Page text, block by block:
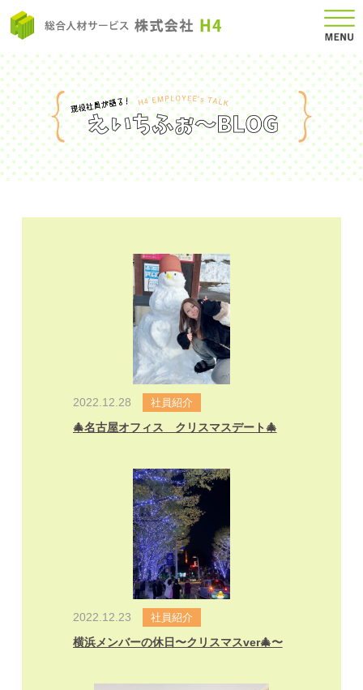
2022.12.28 社員紹介
🎄名古屋オフィス クリスマスデート🎄
2022.12.23 社員紹介
横浜メンバーの休日〜クリスマスver🎄〜